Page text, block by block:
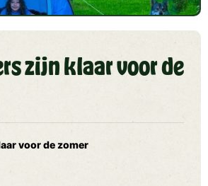
zijn klaar voor de
voor de zomer